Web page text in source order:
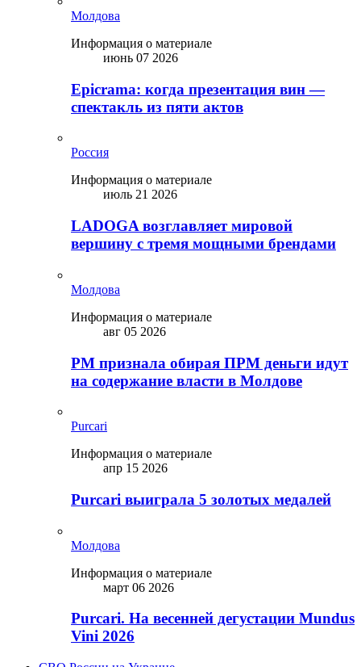
Молдова
Информация о материале
июнь 07 2026
Epicrama: когда презентация вин —
спектакль из пяти актов
Россия
Информация о материале
июль 21 2026
LADOGA возглавляет мировой
вершину с тремя мощными брендами
Молдова
Информация о материале
авг 05 2026
PM признала обирая ПРМ деньги идут
на содержание власти в Молдове
Purcari
Информация о материале
апр 15 2026
Purcari выиграла 5 золотых медалей
Молдова
Информация о материале
март 06 2026
Purcari. На весенней дегустации Mundus
Vini 2026